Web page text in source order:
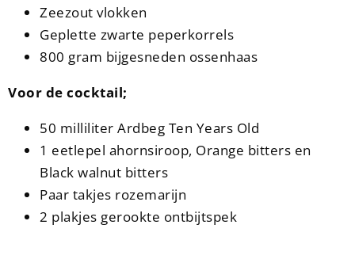
Zeezout vlokken
Geplette zwarte peperkorrels
800 gram bijgesneden ossenhaas
Voor de cocktail;
50 milliliter Ardbeg Ten Years Old
1 eetlepel ahornsiroop, Orange bitters en
Black walnut bitters
Paar takjes rozemarijn
2 plakjes gerookte ontbijtspek